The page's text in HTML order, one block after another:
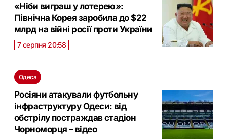
«Ніби виграш у лотерею»:
Північна Корея заробила до $22
млрд на війні росії проти України
7 серпня 20:58
Одеса
Росіяни атакували футбольну
інфраструктуру Одеси: від
обстрілу постраждав стадіон
Чорноморця – відео